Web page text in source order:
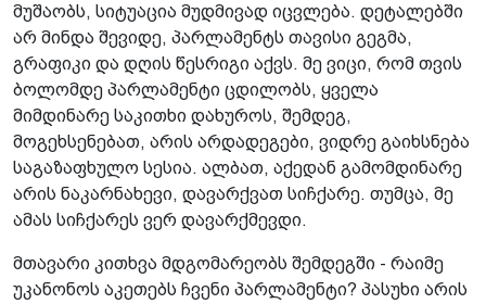
მუშაობს, სიტუაცია მუდმივად იცვლება. დეტალებში
არ მინდა შევიდე, პარლამენტს თავისი გეგმა,
გრაფიკი და დღის წესრიგი აქვს. მე ვიცი, რომ თვის
ბოლომდე პარლამენტი ცდილობს, ყველა
მიმდინარე საკითხი დახუროს, შემდეგ,
მოგეხსენებათ, არის არდადეგები, ვიდრე გაიხსნება
საგაზაფხულო სესია. ალბათ, აქედან გამომდინარე
არის ნაკარნახევი, დავარქვათ სიჩქარე. თუმცა, მე
ამას სიჩქარეს ვერ დავარქმევდი.
მთავარი კითხვა მდგომარეობს შემდეგში - რაიმე
უკანონოს აკეთებს ჩვენი პარლამენტი? პასუხი არის